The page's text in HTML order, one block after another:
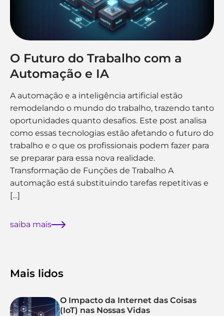
O Futuro do Trabalho com a
Automação e IA
A automação e a inteligência artificial estão
remodelando o mundo do trabalho, trazendo tanto
oportunidades quanto desafios. Este post analisa
como essas tecnologias estão afetando o futuro do
trabalho e o que os profissionais podem fazer para
se preparar para essa nova realidade.
Transformação de Funções de Trabalho A
automação está substituindo tarefas repetitivas e
[…]
saiba mais
Mais lidos
O Impacto da Internet das Coisas
(IoT) nas Nossas Vidas